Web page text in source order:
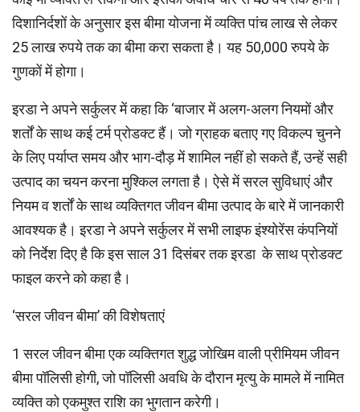
दिशानिर्दशों के अनुसार इस बीमा योजना में व्यक्ति पांच लाख से लेकर
25 लाख रुपये तक का बीमा करा सकता है। यह 50,000 रुपये के
गुणकों में होगा।
इरडा ने अपने सर्कुलर में कहा कि ‘बाजार में अलग-अलग नियमों और
शर्तों के साथ कई टर्म प्रोडक्ट हैं। जो ग्राहक बताए गए विकल्प चुनने
के लिए पर्याप्त समय और भाग-दौड़ में शामिल नहीं हो सकते हैं, उन्हें सही
उत्पाद का चयन करना मुश्किल लगता है। ऐसे में सरल सुविधाएं और
नियम व शर्तों के साथ व्यक्तिगत जीवन बीमा उत्पाद के बारे में जानकारी
आवश्यक है। इरडा ने अपने सर्कुलर में सभी लाइफ इंश्योरेंस कंपनियों
को निर्देश दिए है कि इस साल 31 दिसंबर तक इरडा के साथ प्रोडक्ट
फाइल करने को कहा है।
‘सरल जीवन बीमा’ की विशेषताएं
1 सरल जीवन बीमा एक व्यक्तिगत शुद्ध जोखिम वाली प्रीमियम जीवन
बीमा पॉलिसी होगी, जो पॉलिसी अवधि के दौरान मृत्यु के मामले में नामित
व्यक्ति को एकमुश्त राशि का भुगतान करेगी।